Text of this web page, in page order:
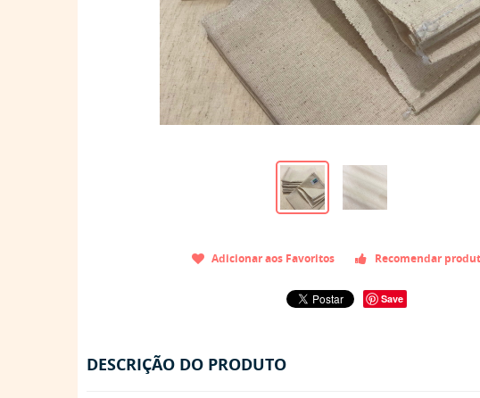
Adicionar aos Favoritos Recomendar
Save
DESCRIÇÃO DO PRODUTO